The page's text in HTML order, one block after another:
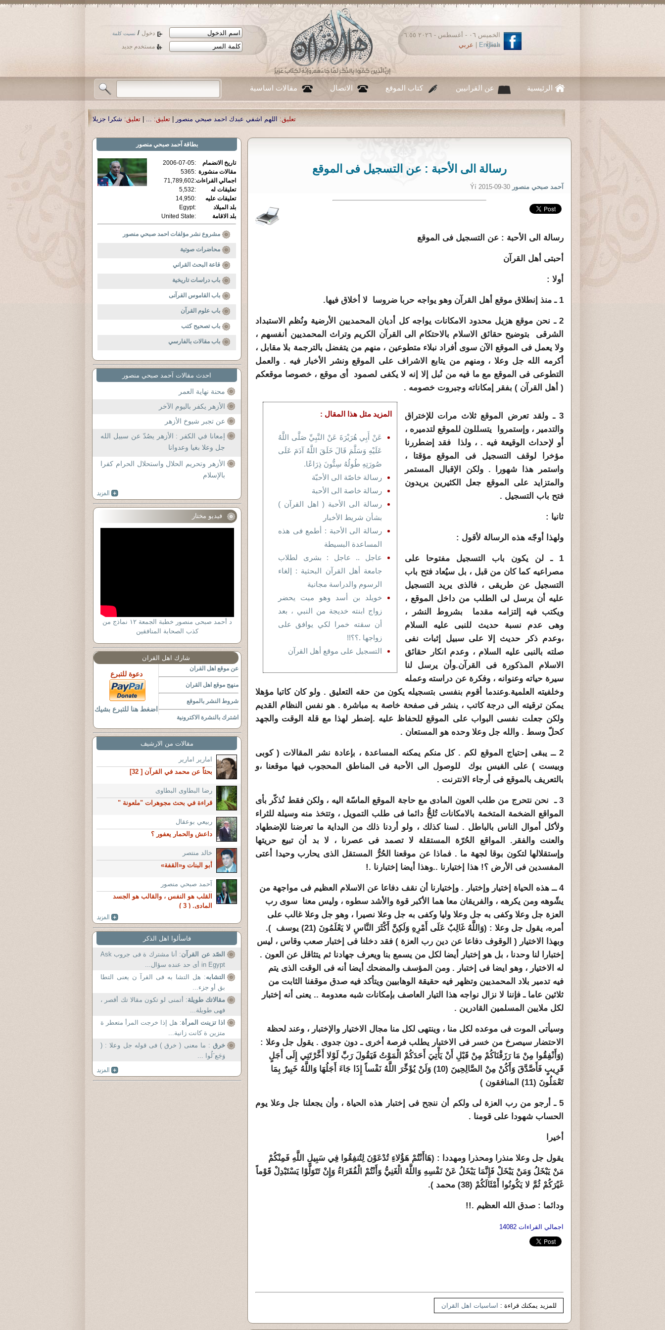
دخول / نسيت كلمة
مستخدم جديد
الخميس ٠٦ - أغسطس - ٢٠٢٦ ٠٦:٥٥
مساءً
English عربي
الرئيسية عن القرانيين كتاب الموقع الاتصال مقالات اساسية
اللهم اشفي عبدك احمد صبحي منصور تعليق: ...
| تعليق: شكرا جزيلا أستاذ حمد الحمد .أكرمكم الله .
رسالة الى الأحبة : عن التسجيل فى الموقع
آحمد صبحي منصور Ýí 2015-09-30
رسالة الى الأحبة : عن التسجيل فى الموقع
أحبتى أهل القرآن
أولا :
1 ـ منذ إنطلاق موقع أهل القرآن وهو يواجه حربا ضروسا لا أخلاق فيها.
2 ـ نحن موقع هزيل محدود الامكانات يواجه كل أديان المحمديين الأرضية ونُظم الاستبداد
الشرقى بتوضيح حقائق الاسلام بالاحتكام الى القرآن الكريم وتراث المحمديين أنفسهم ،
ولا يعمل فى الموقع الآن سوى أفراد نبلاء متطوعين ، منهم من يتفضل بالترجمة بلا مقابل ،
أكرمه الله جل وعلا ، ومنهم من يتابع الاشراف على الموقع ونشر الأخبار فيه . والعمل
التطوعى فى الموقع مع ما فيه من نُبل إلا إنه لا يكفى لصمود أى موقع ، خصوصا موقعكم
( أهل القرآن ) بفقر إمكاناته وجبروت خصومه .
المزيد مثل هذا المقال :
عَنْ أَبِي هُرَيْرَةَ عَنْ النَّبِيِّ صَلَّى اللَّهُ
عَلَيْهِ وَسَلَّمَ قَالَ خَلَقَ اللَّهُ آدَمَ عَلَى
صُورَتِهِ طُولُهُ سِتُّونَ ذِرَاعًا.
رسالة خاصّة الى الأحبّة
رسالة خاصة الى الأحبة
رسالة الى الأحبة ( اهل القرآن )
بشأن شريط الأخبار
رسالة الى الأحبة : أطمع فى هذه
المساعدة البسيطة
عاجل .. عاجل : بشرى لطلاب
جامعة أهل القرآن البحثية : إلغاء
الرسوم والدراسة مجانية
خويلد بن أسد وهو ميت يحضر
زواج ابنته خديجة من النبي ، بعد
أن سقته خمرا لكي يوافق على
زواجها .؟؟!!
التسجيل على موقع أهل القرآن
3 ـ ولقد تعرض الموقع ثلاث مرات للإختراق
والتدمير ، وإستمروا يتسللون للموقع لتدميره ،
أو لإحداث الوقيعة فيه . ، ولذا فقد إضطررنا
مؤخرا لوقف التسجيل فى الموقع مؤقتا ،
واستمر هذا شهورا . ولكن الإقبال المستمر
والمتزايد على الموقع جعل الكثيرين يريدون
فتح باب التسجيل .
ثانيا :
ولهذا أوجّه هذه الرسالة لأقول :
1 ـ لن يكون باب التسجيل مفتوحا على
مصراعيه كما كان من قبل ، بل سيُعاد فتح باب
التسجيل عن طريقى ، فالذى يريد التسجيل
عليه أن يرسل لى الطلب من داخل الموقع ،
ويكتب فيه إلتزامه مقدما بشروط النشر ،
وهى عدم نسبة حديث للنبى عليه السلام
،وعدم ذكر حديث إلا على سبيل إثبات نفى
صلته بالنبى عليه السلام ، وعدم انكار حقائق
الاسلام المذكورة فى القرآن.وأن يرسل لنا
سيرة حياته وعنوانه ، وفكرة عن دراسته وعمله
وخلفيته العلمية.وعندما أقوم بنفسى بتسجيله يكون من حقه التعليق . ولو كان كاتبا مؤهلا
يمكن ترقيته الى درجة كاتب ، ينشر فى صفحة خاصة به مباشرة . هو نفس النظام القديم
ولكن جعلت نفسى البواب على الموقع للحفاظ عليه .إضطر لهذا مع قلة الوقت والجهد
كحلّ وسط . والله جل وعلا وحده هو المستعان .
2 ــ يبقى إحتياج الموقع لكم . كل منكم يمكنه المساعدة ، بإعادة نشر المقالات ( كوبى
وبيست ) على الفيس بوك للوصول الى الأحبة فى المناطق المحجوب فيها موقعنا ،و
بالتعريف بالموقع فى أرجاء الانترنت .
3 ـ نحن نتحرج من طلب العون المادى مع حاجة الموقع الماسّة اليه ، ولكن فقط نُذكّر بأى
المواقع الضخمة المتخمة بالامكانات تُلحُّ دائما فى طلب التمويل ، وتتخذ منه وسيلة للثراء
ولأكل أموال الناس بالباطل . لسنا كذلك ، ولو أردنا ذلك من البداية ما تعرضنا للإضطهاد
والعنت والفقر. المواقع الحُرّة المستقلة لا تصمد فى عصرنا ، لا بد أن تبيع حريتها
وإستقلالها لتكون بوقا لجهة ما . فماذا عن موقعنا الحُرُّ المستقل الذى يحارب وحيدا أعتى
المفسدين فى الأرض ؟! هذا إختيارنا ..وهذا أيضا إختبارنا .!
4 ــ هذه الحياة إختيار وإختبار . وإختيارنا أن نقف دفاعا عن الاسلام العظيم فى مواجهة من
يشّوهه ومن يكرهه ، والفريقان معا هما الأكبر قوة والأشد سطوه ، وليس معنا سوى رب
العزة جل وعلا وكفى به جل وعلا وليا وكفى به جل وعلا نصيرا ، وهو جل وعلا غالب على
أمره، يقول جل وعلا : (وَاللَّهُ غَالِبٌ عَلَى أَمْرِهِ وَلَكِنَّ أَكْثَرَ النَّاسِ لا يَعْلَمُونَ (21) يوسف ).
وبهذا الاختيار ( الوقوف دفاعا عن دين رب العزة ) فقد دخلنا فى إختبار صعب وقاس ، ليس
إختبارا لنا وحدنا ، بل هو إختبار أيضا لكل من يسمع بنا ويعرف جهادنا ثم يتثاقل عن العون .
له الاختيار ، وهو ايضا فى إختبار . ومن المؤسف والمضحك أيضا أنه فى الوقت الذى يتم
فيه تدمير بلاد المحمديين وتظهر فيه حقيقة الوهابيين ويتأكد فيه صدق موقفنا الثابت من
ثلاثين عاما ـ فإننا لا نزال نواجه هذا التيار العاصف بإمكانات شبه معدومة .. يعنى أنه إختبار
لكل ملايين المسلمين القادرين .
وسيأتى الموت فى موعده لكل منا ، وينتهى لكل منا مجال الاختيار والإختبار ، وعند لحظة
الاحتضار سيصرخ من خسر فى الاختبار يطلب فرصة أخرى ـ دون جدوى . يقول جل وعلا :
(وَأَنْفِقُوا مِنْ مَا رَزَقْنَاكُمْ مِنْ قَبْلِ أَنْ يَأْتِيَ أَحَدَكُمْ الْمَوْتُ فَيَقُولَ رَبِّ لَوْلا أَخَّرْتَنِي إِلَى أَجَلٍ
قَرِيبٍ فَأَصَّدَّقَ وَأَكُنْ مِنْ الصَّالِحِينَ (10) وَلَنْ يُؤَخِّرَ اللَّهُ نَفْساً إِذَا جَاءَ أَجَلُهَا وَاللَّهُ خَبِيرٌ بِمَا
تَعْمَلُونَ (11) المنافقون )
5 ـ أرجو من رب العزة لى ولكم أن ننجح فى إختبار هذه الحياة ، وأن يجعلنا جل وعلا يوم
الحساب شهودا على قومنا .
أخيرا
يقول جل وعلا منذرا ومحذرا ومهددا : (هَاأَنْتُمْ هَؤُلاءِ تُدْعَوْنَ لِتُنفِقُوا فِي سَبِيلِ اللَّهِ فَمِنْكُمْ
مَنْ يَبْخَلُ وَمَنْ يَبْخَلْ فَإِنَّمَا يَبْخَلُ عَنْ نَفْسِهِ وَاللَّهُ الْغَنِيُّ وَأَنْتُمْ الْفُقَرَاءُ وَإِنْ تَتَوَلَّوْا يَسْتَبْدِلْ قَوْماً
غَيْرَكُمْ ثُمَّ لا يَكُونُوا أَمْثَالَكُمْ (38) محمد ).
ودائما : صدق الله العظيم .!!
اجمالي القراءات 14082
للمزيد يمكنك قراءة : اساسيات اهل القران
بطاقة آحمد صبحي منصور
تاريخ الانضمام :
2006-07-05
مقالات منشورة :
5365
اجمالي القراءات:
71,789,602
تعليقات له
:
5,532
تعليقات عليه
:
14,950
بلد الميلاد
:
Egypt
بلد الاقامة
:
United State
مشروع نشر مؤلفات احمد صبحي منصور
محاضرات صوتية
قاعة البحث القراني
باب دراسات تاريخية
باب القاموس القرآنى
باب علوم القرآن
باب تصحيح كتب
باب مقالات بالفارسي
احدث مقالات آحمد صبحي منصور
محنة نهاية العمر
الأزهر يكفر باليوم الآخر
عن تجبر شيوخ الأزهر
إمعانا في الكفر : الأزهر يصُدّ عن سبيل الله
جل وعلا بغيا وعدوانا
الأزهر وتحريم الحلال واستحلال الحرام كفرا
بالإسلام
فيديو مختار
د أحمد صبحى منصور خطبة الجمعة ١٢ نماذج من
كذب الصحابة المنافقين
شارك اهل القران
عن موقع اهل القران
منهج موقع اهل القران
شروط النشر بالموقع
اشترك بالنشرة الاكترونية
دعوة للتبرع
اضغط هنا للتبرع بشيك
مقالات من الارشيف
امارير امارير
بحثاً عن محمد في القرآن [ 32]
رضا البطاوى البطاوى
قراءة في بحث مجوهرات "ملعونة "
ربيعي بوعقال
داعش والحمار يعفور ؟
خالد منتصر
أبو البنات و«القفة»
آحمد صبحي منصور
القلب هو النفس ، والقالب هو الجسد
المادى. ( 3 )
فاسألوا اهل الذكر
الصّد عن القرآن
: أنا مشترك ة فى جروب Ask
in Egypt أى حد عنده سؤال...
التشابه: هل التشا به فى القرآ ن يعنى التطا
بق أو جزء...
مقالاتك طويلة: أتمنى لو تكون مقالا تك أقصر ،
فهى طويلة...
اذا تزينت المرأة: هل إذا خرجت المرأ متعطر ة
متزين ة كانت زانية...
خرق : ما معنى ( خرق ) فى قوله جل وعلا : (
وَجَع َلُوا ...